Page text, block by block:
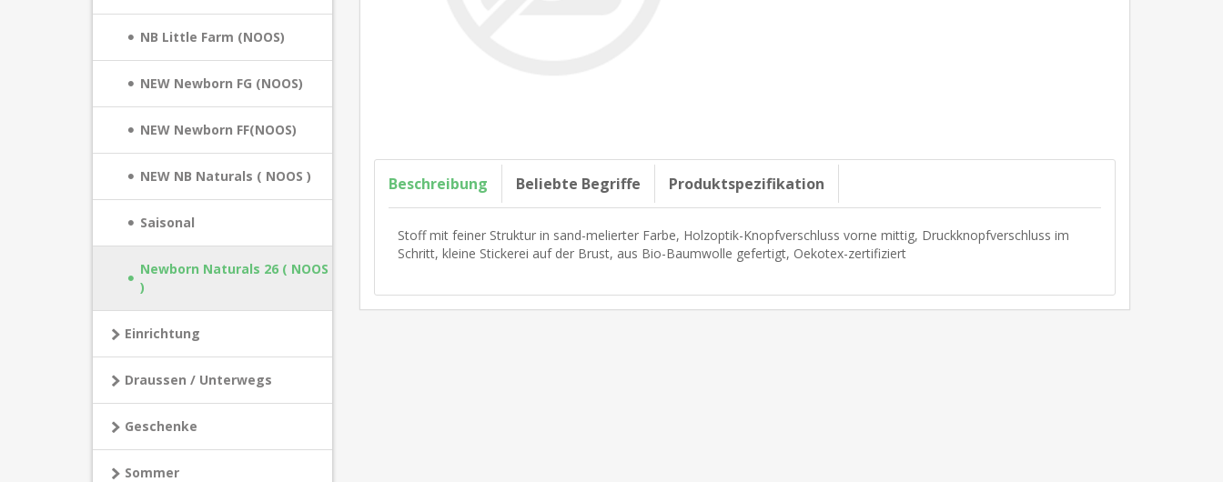
NB Little Farm (NOOS)
NEW Newborn FG (NOOS)
NEW Newborn FF(NOOS)
NEW NB Naturals ( NOOS )
Saisonal
Newborn Naturals 26 ( NOOS
)
Einrichtung
Draussen / Unterwegs
Geschenke
Sommer
Beschreibung Beliebte Begriffe Produktspezifikation
Stoff mit feiner Struktur in sand-melierter Farbe, Holzoptik-Knopfverschluss vorne mittig, Druckknopfverschluss im
Schritt, kleine Stickerei auf der Brust, aus Bio-Baumwolle gefertigt, Oekotex-zertifiziert